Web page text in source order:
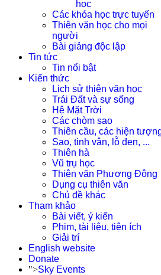
học
Các khóa học trực tuyến
Thiên văn học cho mọi
người
Bài giảng độc lập
Tin tức
Tin nổi bật
Kiến thức
Lịch sử thiên văn học
Trái Đất và sự sống
Hệ Mặt Trời
Các chòm sao
Thiên cầu, các hiện
Sao, tinh vân, lỗ đen, ...
Thiên hà
Vũ trụ học
Thiên văn Phương Đông
Dụng cụ thiên văn
Chủ đề khác
Tham khảo
Bài viết, ý kiến
Phim, tài liệu, tiện ích
Giải trí
English website
Donate
">Sky Events